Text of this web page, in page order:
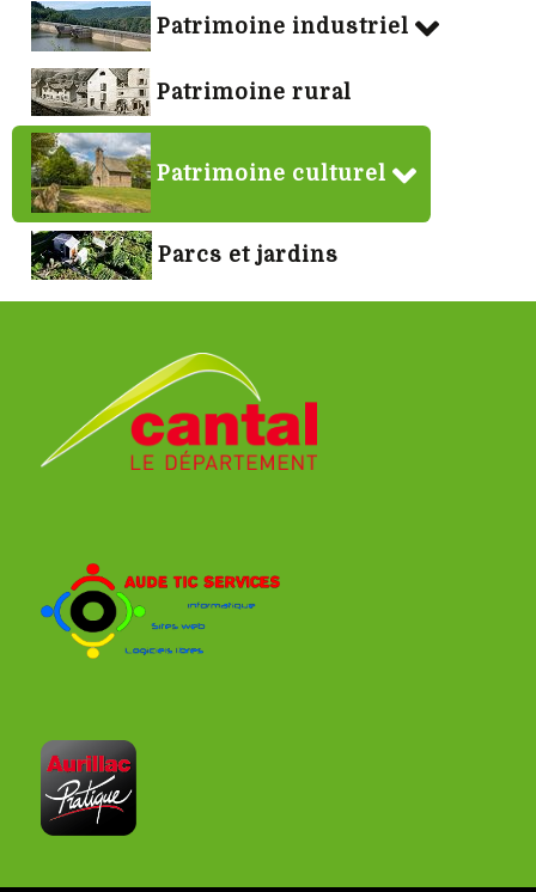
Patrimoine industriel
Patrimoine rural
Patrimoine culturel
Parcs et jardins